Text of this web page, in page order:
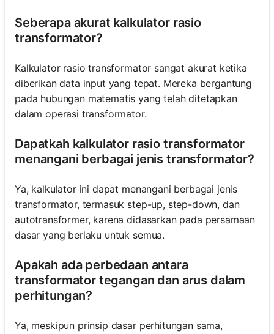
Seberapa akurat kalkulator rasio
transformator?
Kalkulator rasio transformator sangat akurat ketika
diberikan data input yang tepat. Mereka bergantung
pada hubungan matematis yang telah ditetapkan
dalam operasi transformator.
Dapatkah kalkulator rasio transformator
menangani berbagai jenis transformator?
Ya, kalkulator ini dapat menangani berbagai jenis
transformator, termasuk step-up, step-down, dan
autotransformer, karena didasarkan pada persamaan
dasar yang berlaku untuk semua.
Apakah ada perbedaan antara
transformator tegangan dan arus dalam
perhitungan?
Ya, meskipun prinsip dasar perhitungan sama,